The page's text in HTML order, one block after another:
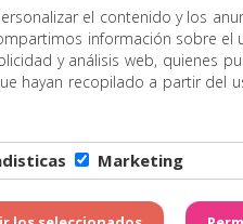
el contenido y los
información sobre el
y análisis web, quienes
hayan recopilado a partir del
Marketing
Transparencia Horarios
derechos reservados Página